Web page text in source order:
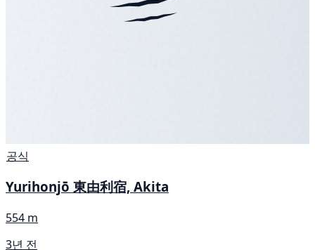
공식
Yurihonjō 東由利宿, Akita
554 m
3년 전